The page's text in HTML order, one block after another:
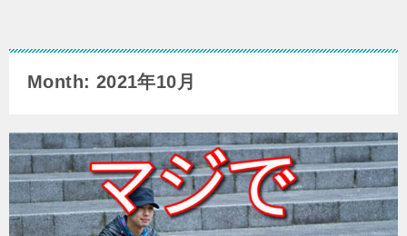
Month: 2021年10月